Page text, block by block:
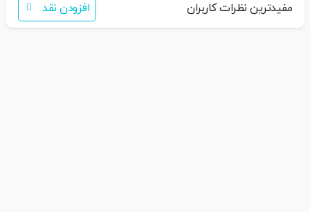
مفیدترین نظرات کاربران افزودن نقد